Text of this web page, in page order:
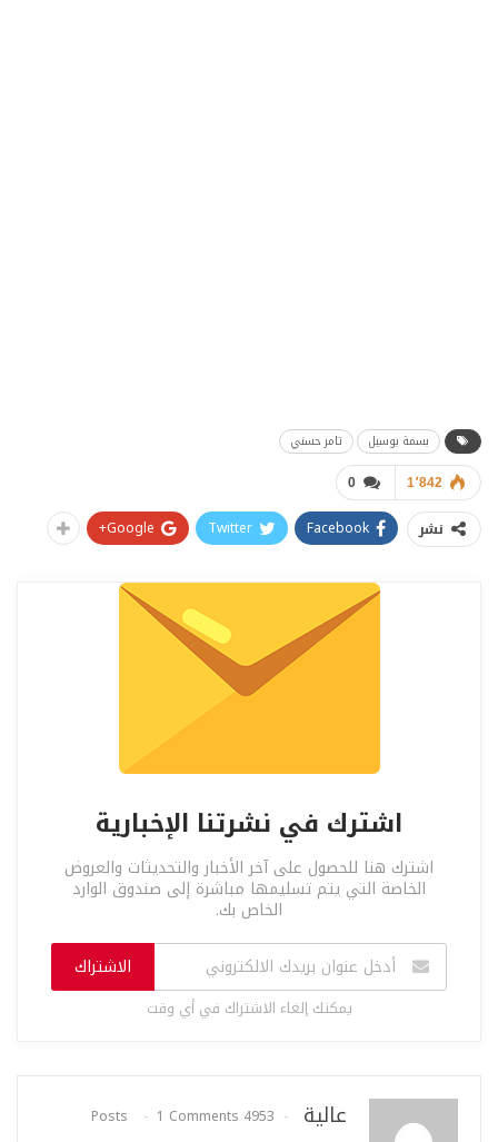
بسمة بوسيل تامر حسني
0 1٬842
نشر Facebook
Twitter
Google+
اشترك في نشرتنا الإخبارية
اشترك هنا للحصول على آخر الأخبار والتحديثات والعروض
الخاصة التي يتم تسليمها مباشرة إلى صندوق الوارد
الخاص بك.
الاشتراك
يمكنك إلغاء الاشتراك في أي وقت
عالية 4953 Posts
1 Comments